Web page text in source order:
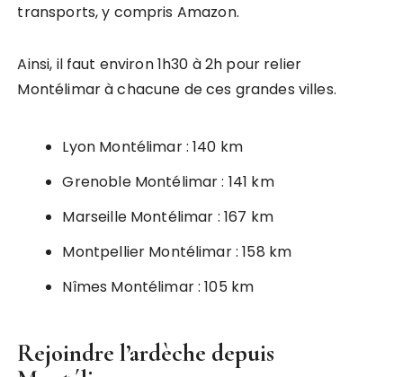
transports, y compris Amazon.
Ainsi, il faut environ 1h30 à 2h pour relier
Montélimar à chacune de ces grandes villes.
Lyon Montélimar : 140 km
Grenoble Montélimar : 141 km
Marseille Montélimar : 167 km
Montpellier Montélimar : 158 km
Nîmes Montélimar : 105 km
Rejoindre l’ardèche depuis